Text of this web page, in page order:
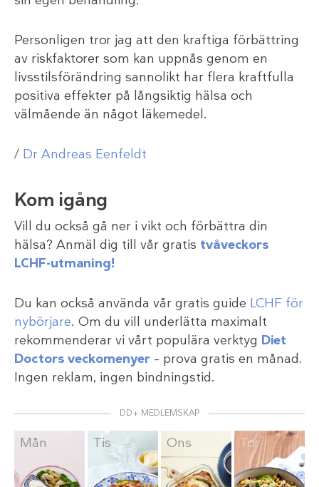
Personligen tror jag att den kraftiga förbättring
av riskfaktorer som kan uppnås genom en
livsstilsförändring sannolikt har flera kraftfulla
positiva effekter på långsiktig hälsa och
välmående än något läkemedel.
/ Dr Andreas Eenfeldt
Kom igång
Vill du också gå ner i vikt och förbättra din
hälsa? Anmäl dig till vår gratis tvåveckors
LCHF-utmaning!
Du kan också använda vår gratis guide LCHF för
nybörjare. Om du vill underlätta maximalt
rekommenderar vi vårt populära verktyg Diet
Doctors veckomenyer – prova gratis en månad.
Ingen reklam, ingen bindningstid.
DD+ MEDLEMSKAP
Mån Tis Ons Tor